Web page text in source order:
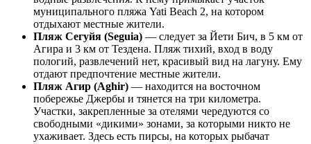
муниципального пляжа Yati Beach 2, на котором
отдыхают местные жители.
Пляж Сегуйя (Seguia) — следует за Йети Бич, в 5 км от
Агира и 3 км от Тездена. Пляж тихий, вход в воду
пологий, развлечений нет, красивый вид на лагуну. Ему
отдают предпочтение местные жители.
Пляж Агир (Aghir) — находится на восточном
побережье Джербы и тянется на три километра.
Участки, закрепленные за отелями чередуются со
свободными «дикими» зонами, за которыми никто не
ухаживает. Здесь есть пирсы, на которых рыбачат